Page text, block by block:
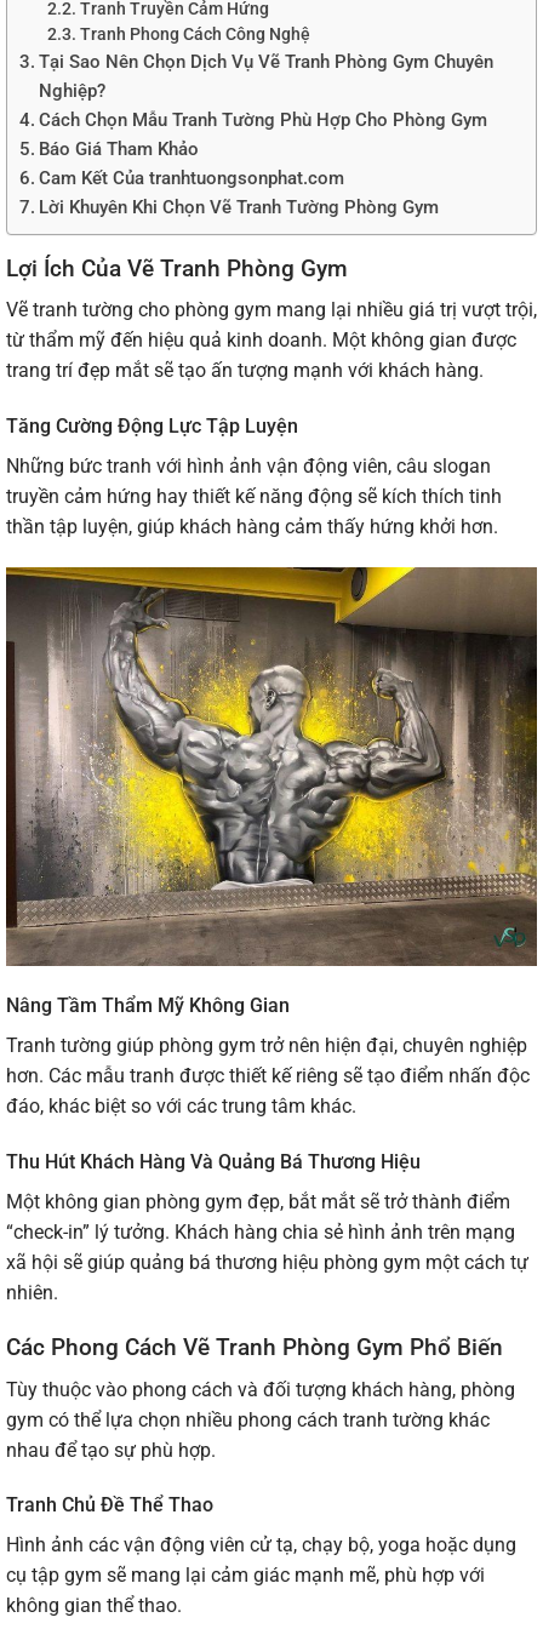
Tranh Truyền Cảm Hứng
Tranh Phong Cách Công Nghệ
Tại Sao Nên Chọn Dịch Vụ Vẽ Tranh Phòng Gym Chuyên
Nghiệp?
Cách Chọn Mẫu Tranh Tường Phù Hợp Cho Phòng Gym
Báo Giá Tham Khảo
Cam Kết Của tranhtuongsonphat.com
Lời Khuyên Khi Chọn Vẽ Tranh Tường Phòng Gym
Lợi Ích Của Vẽ Tranh Phòng Gym
Vẽ tranh tường cho phòng gym mang lại nhiều giá trị vượt trội,
từ thẩm mỹ đến hiệu quả kinh doanh. Một không gian được
trang trí đẹp mắt sẽ tạo ấn tượng mạnh với khách hàng.
Tăng Cường Động Lực Tập Luyện
Những bức tranh với hình ảnh vận động viên, câu slogan
truyền cảm hứng hay thiết kế năng động sẽ kích thích tinh
thần tập luyện, giúp khách hàng cảm thấy hứng khởi hơn.
Nâng Tầm Thẩm Mỹ Không Gian
Tranh tường giúp phòng gym trở nên hiện đại, chuyên nghiệp
hơn. Các mẫu tranh được thiết kế riêng sẽ tạo điểm nhấn độc
đáo, khác biệt so với các trung tâm khác.
Thu Hút Khách Hàng Và Quảng Bá Thương Hiệu
Một không gian phòng gym đẹp, bắt mắt sẽ trở thành điểm
“check-in” lý tưởng. Khách hàng chia sẻ hình ảnh trên mạng
xã hội sẽ giúp quảng bá thương hiệu phòng gym một cách tự
nhiên.
Các Phong Cách Vẽ Tranh Phòng Gym Phổ Biến
Tùy thuộc vào phong cách và đối tượng khách hàng, phòng
gym có thể lựa chọn nhiều phong cách tranh tường khác
nhau để tạo sự phù hợp.
Tranh Chủ Đề Thể Thao
Hình ảnh các vận động viên cử tạ, chạy bộ, yoga hoặc dụng
cụ tập gym sẽ mang lại cảm giác mạnh mẽ, phù hợp với
không gian thể thao.